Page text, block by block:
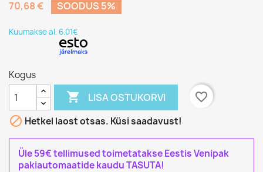
70,68 €
SOODUS 5%
Kuumakse al. 6.01€
Kogus
 LISA OSTUKORVI
favorite_border
 Hetkel laost otsas. Küsi saadavust!
Üle 59€ tellimused toimetatakse Eestis Venipak
pakiautomaatide kaudu TASUTA!